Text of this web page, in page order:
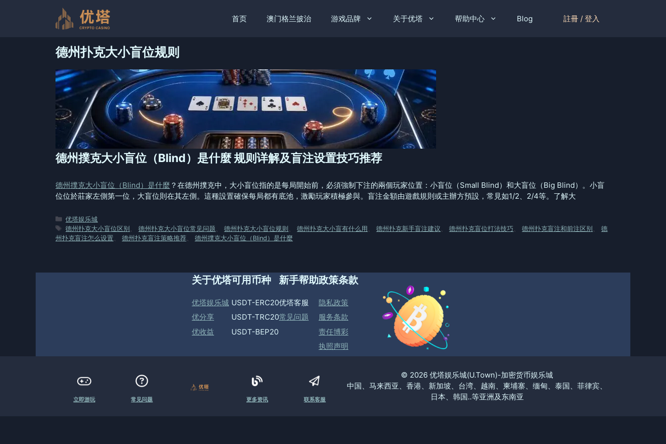
首页 澳门格兰披治 游戏品牌 关于优塔 帮助中心 Blog 註冊 / 登入
德州扑克大小盲位规则
德州撲克大小盲位（Blind）是什麼 规则详解及盲注设置技巧推荐
德州撲克大小盲位（Blind）是什麼 ？在德州撲克中，大小盲位指的是每局開始前，必須強制下注的兩個玩家位置：小盲位（Small Blind）和大盲位（Big Blind）。小盲
位位於莊家左側第一位，大盲位則在其左側。這種設置確保每局都有底池，激勵玩家積極參與。盲注金額由遊戲規則或主辦方預設，常見如1/2、2/4等。了解大
分
类
优塔娱乐城
标
签
德州扑克大小盲位区别 、德州扑克大小盲位常见问题 、德州扑克大小盲位规则 、德州扑克大小盲有什么用 、德州扑克新手盲注建议 、德州扑克盲位打法技巧 、德州扑克盲注和前注区别 、德
州扑克盲注怎么设置
德州扑克盲注策略推荐 德州撲克大小盲位（Blind）是什麼
关于优塔
优塔娱乐城
优分享
优收益
可用币种
USDT-ERC20
USDT-TRC20
USDT-BEP20
新手帮助
优塔客服
常见问题
政策条款
隐私政策
服务条款
责任博彩
执照声明
立即游玩 常见问题 更多资讯 联系客服
© 2026 优塔娱乐城(U.Town)-加密货币娱乐城
中国、马来西亚、香港、新加坡、台湾、越南、柬埔寨、缅甸、泰国、菲律宾、
日本、韩国..等亚洲及东南亚